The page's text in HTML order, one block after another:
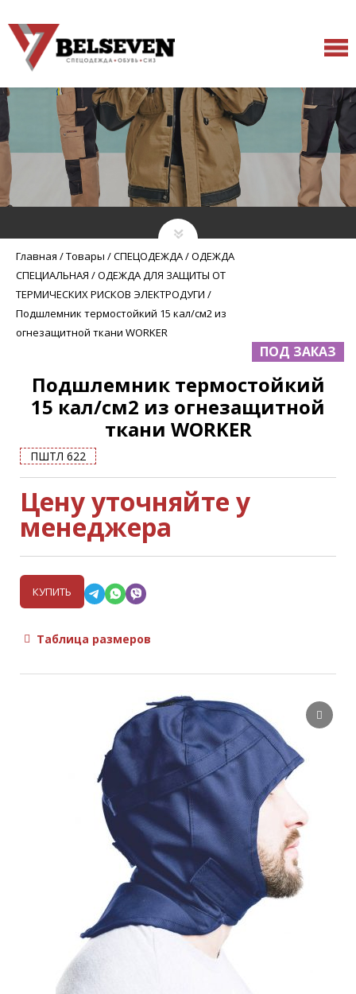
Главная /Товары /СПЕЦОДЕЖДА/ОДЕЖДА
СПЕЦИАЛЬНАЯ /ОДЕЖДА ДЛЯ ЗАЩИТЫ ОТ
ТЕРМИЧЕСКИХ РИСКОВ ЭЛЕКТРОДУГИ /
Подшлемник термостойкий 15 кал/см2 из
огнезащитной ткани WORKER
Подшлемник термостойкий
15 кал/см2 из огнезащитной
ткани WORKER
ПШТЛ 622
ПОД ЗАКАЗ
Цену уточняйте у
менеджера
КУПИТЬ
Таблица размеров